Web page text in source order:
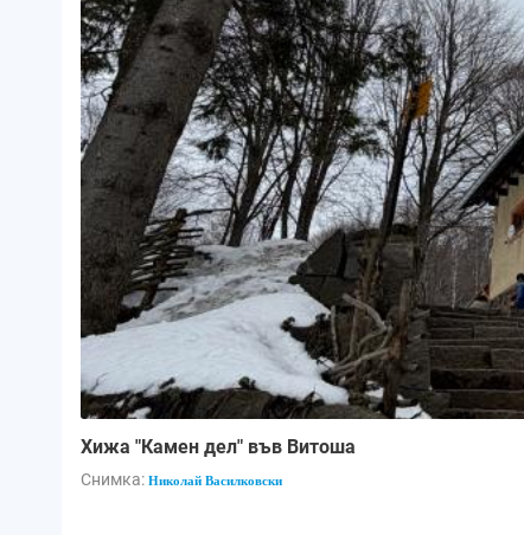
Хижа "Камен дел" във Витоша
Снимка: Николай Василковски